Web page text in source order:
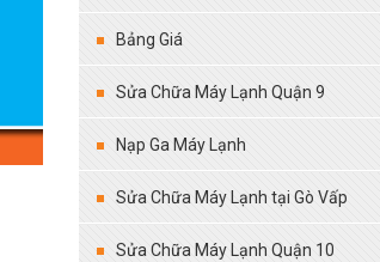
Bảng Giá
Sửa Chữa Máy Lạnh Quận 9
Nạp Ga Máy Lạnh
Sửa Chữa Máy Lạnh tại Gò Vấp
Sửa Chữa Máy Lạnh Quận 10